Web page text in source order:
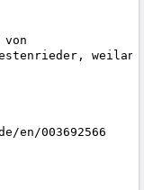
en/003692566